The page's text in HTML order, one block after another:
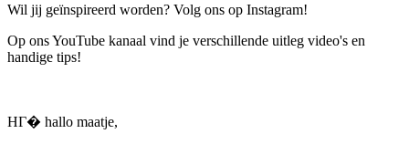
Wil jij geïnspireerd worden? Volg ons op Instagram!
Op ons YouTube kanaal vind je verschillende uitleg video's en
handige tips!
HГ� hallo maatje,